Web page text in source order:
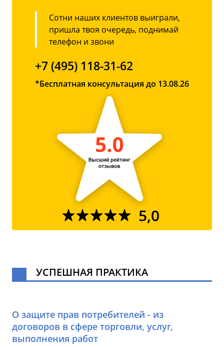
Сотни наших клиентов выиграли,
пришла твоя очередь, поднимай
телефон и звони
+7 (495) 118-31-62
*Бесплатная консультация до 13.08.26
5,0
УСПЕШНАЯ ПРАКТИКА
О защите прав потребителей - из
договоров в сфере торговли, услуг,
выполнения работ